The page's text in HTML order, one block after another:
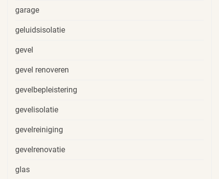
garage
geluidsisolatie
gevel
gevel renoveren
gevelbepleistering
gevelisolatie
gevelreiniging
gevelrenovatie
glas